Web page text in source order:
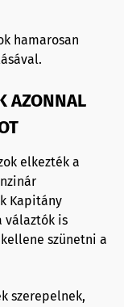
hamarosan
AZONNAL
elkezték a
Kapitány
válaztók is
szünetni a
szerepelnek,